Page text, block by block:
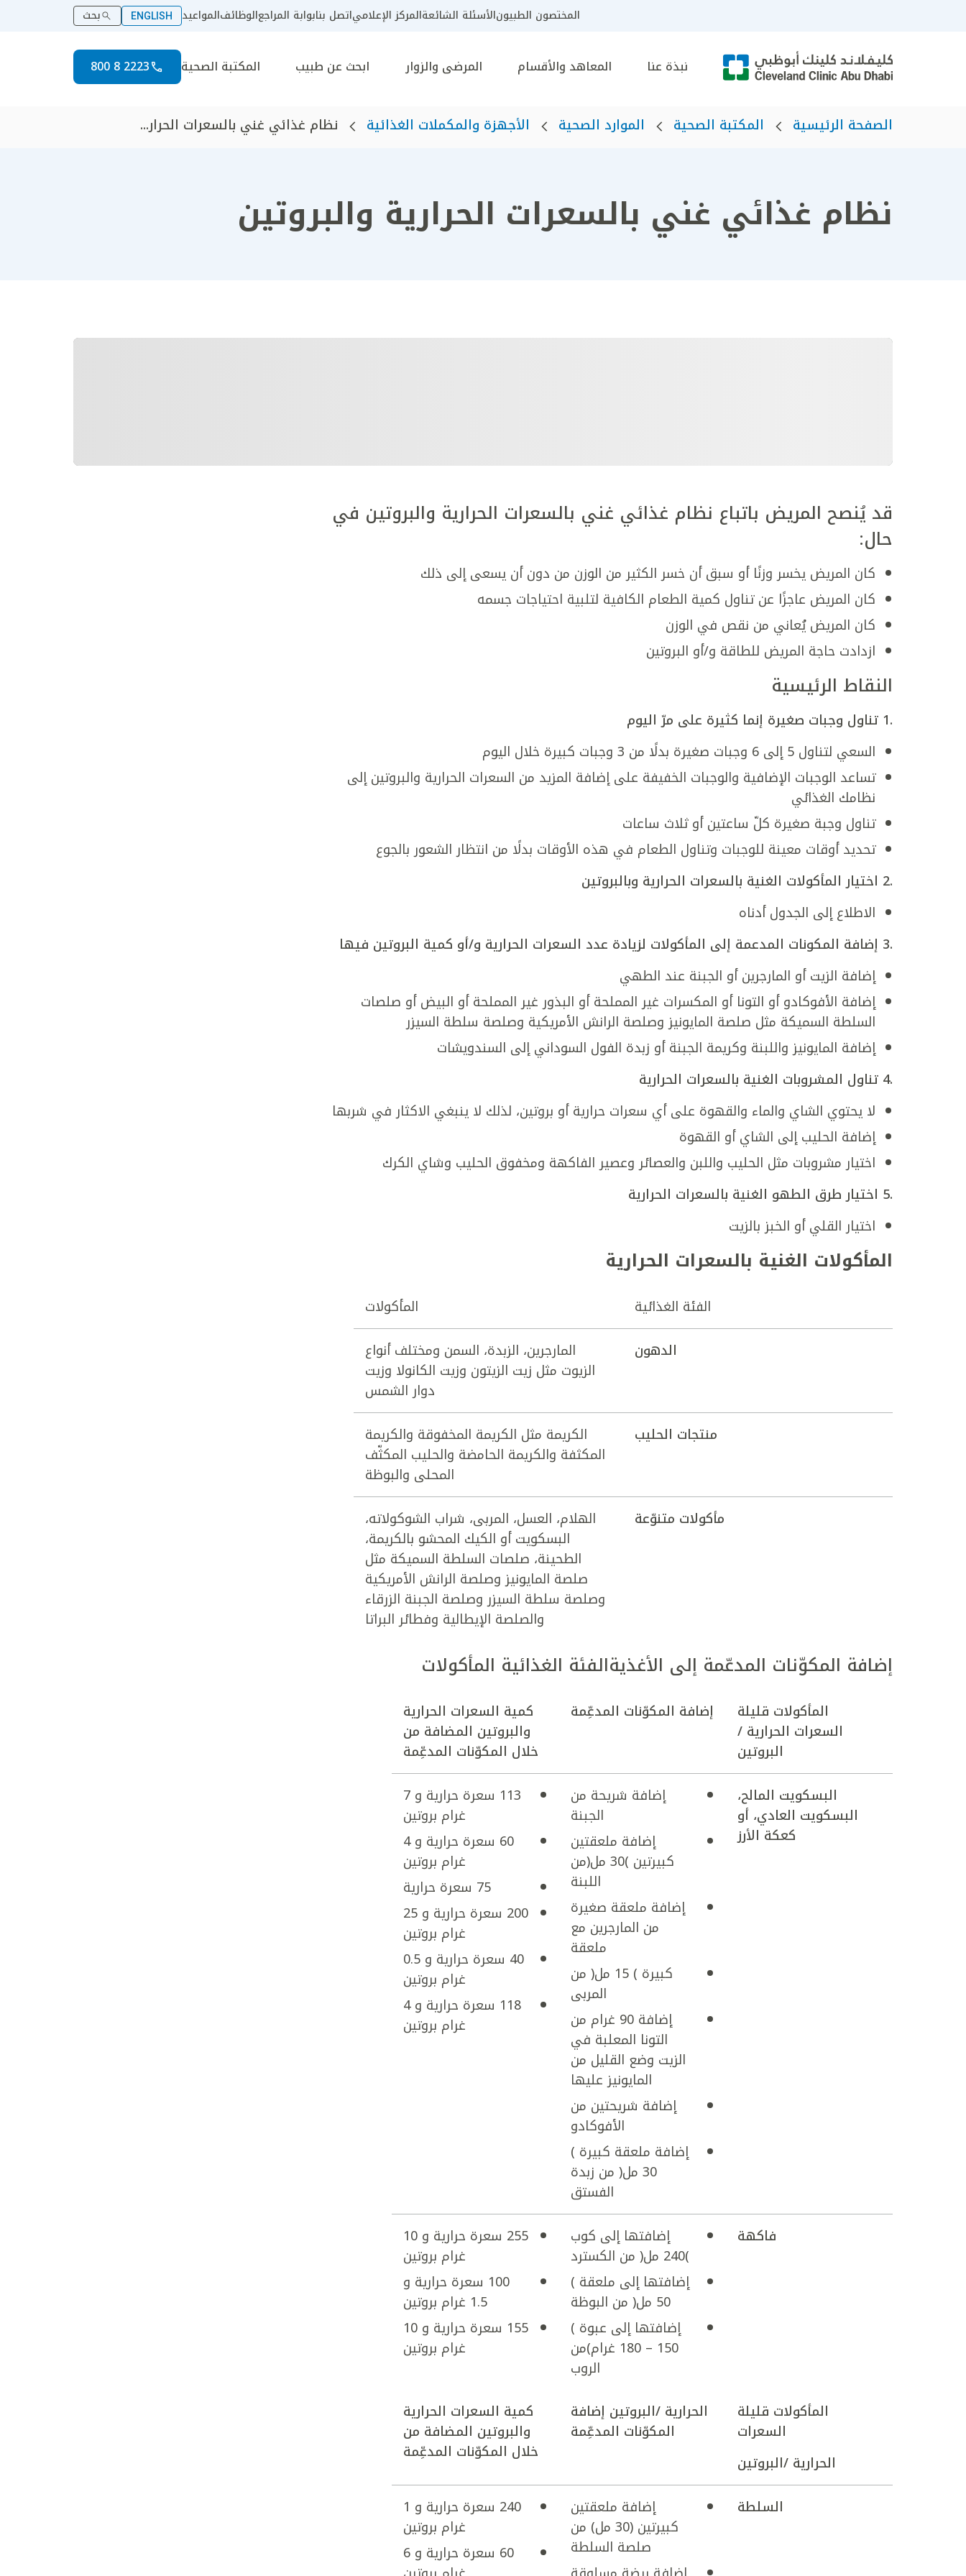
المختصون الطبيونالأسئلة الشائعةالمركز الإعلامياتصل بنابوابة المراجعالوظائفالمواعيد ENGLISH بحث
نبذة عنا المعاهد والأقسام المرضى والزوار ابحث عن طبيب المكتبة الصحية 2223 8 800
الصفحة الرئيسية المكتبة الصحية الموارد الصحية الأجهزة والمكملات الغذائية نظام غذائي غني بالسعرات الحرار...
نظام غذائي غني بالسعرات الحرارية والبروتين
قد يُنصح المريض باتباع نظام غذائي غني بالسعرات الحرارية والبروتين في
حال:
كان المريض يخسر وزنًا أو سبق أن خسر الكثير من الوزن من دون أن يسعى إلى ذلك
كان المريض عاجزًا عن تناول كمية الطعام الكافية لتلبية احتياجات جسمه
كان المريض يُعاني من نقص في الوزن
ازدادت حاجة المريض للطاقة و/أو البروتين
النقاط الرئيسية
.1 تناول وجبات صغيرة إنما كثيرة على مرّ اليوم
السعي لتناول 5 إلى 6 وجبات صغيرة بدلًا من 3 وجبات كبيرة خلال اليوم
تساعد الوجبات الإضافية والوجبات الخفيفة على إضافة المزيد من السعرات الحرارية والبروتين إلى
نظامك الغذائي
تناول وجبة صغيرة كلّ ساعتين أو ثلاث ساعات
تحديد أوقات معينة للوجبات وتناول الطعام في هذه الأوقات بدلًا من انتظار الشعور بالجوع
.2 اختيار المأكولات الغنية بالسعرات الحرارية وبالبروتين
الاطلاع إلى الجدول أدناه
.3 إضافة المكونات المدعمة إلى المأكولات لزيادة عدد السعرات الحرارية و/أو كمية البروتين فيها
إضافة الزيت أو المارجرين أو الجبنة عند الطهي
إضافة الأفوكادو أو التونا أو المكسرات غير المملحة أو البذور غير المملحة أو البيض أو صلصات
السلطة السميكة مثل صلصة المايونيز وصلصة الرانش الأمريكية وصلصة سلطة السيزر
إضافة المايونيز واللبنة وكريمة الجبنة أو زبدة الفول السوداني إلى السندويشات
.4 تناول المشروبات الغنية بالسعرات الحرارية
لا يحتوي الشاي والماء والقهوة على أي سعرات حرارية أو بروتين، لذلك لا ينبغي الاكثار في شربها
إضافة الحليب إلى الشاي أو القهوة
اختيار مشروبات مثل الحليب واللبن والعصائر وعصير الفاكهة ومخفوق الحليب وشاي الكرك
.5 اختيار طرق الطهو الغنية بالسعرات الحرارية
اختيار القلي أو الخبز بالزيت
المأكولات الغنية بالسعرات الحرارية
الفئة الغذائية
المأكولات
الدهون
المارجرين، الزبدة، السمن ومختلف أنواع
الزيوت مثل زيت الزيتون وزيت الكانولا وزيت
دوار الشمس
منتجات الحليب
الكريمة مثل الكريمة المخفوقة والكريمة
المكثفة والكريمة الحامضة والحليب المكثّف
المحلى والبوظة
مأكولات متنوّعة
الهلام، العسل، المربى، شراب الشوكولاته،
البسكويت أو الكيك المحشو بالكريمة،
الطحينة، صلصات السلطة السميكة مثل
صلصة المايونيز وصلصة الرانش الأمريكية
وصلصة سلطة السيزر وصلصة الجبنة الزرقاء
والصلصة الإيطالية وفطائر البراتا
إضافة المكوّنات المدعّمة إلى الأغذيةالفئة الغذائية المأكولات
المأكولات قليلة
السعرات الحرارية /
البروتين
إضافة المكوّنات المدعِّمة
كمية السعرات الحرارية
والبروتين المضافة من
خلال المكوّنات المدعِّمة
البسكويت المالح،
البسكويت العادي، أو
كعكة الأرز
إضافة شريحة من
الجبنة
إضافة ملعقتين
كبيرتين )30 مل(من
اللبنة
إضافة ملعقة صغيرة
من المارجرين مع
ملعقة
كبيرة ) 15 مل( من
المربى
إضافة 90 غرام من
التونا المعلبة في
الزيت وضع القليل من
المايونيز عليها
إضافة شريحتين من
الأفوكادو
إضافة ملعقة كبيرة )
30 مل( من زبدة
الفستق
113 سعرة حرارية و 7
غرام بروتين
60 سعرة حرارية و 4
غرام بروتين
75 سعرة حرارية
200 سعرة حرارية و 25
غرام بروتين
40 سعرة حرارية و 0.5
غرام بروتين
118 سعرة حرارية و 4
غرام بروتين
فاكهة
إضافتها إلى كوب
)240 مل( من الكسترد
إضافتها إلى ملعقة )
50 مل( من البوظة
إضافتها إلى عبوة )
150 – 180 غرام)من
الروب
255 سعرة حرارية و 10
غرام بروتين
100 سعرة حرارية و
1.5 غرام بروتين
155 سعرة حرارية و 10
غرام بروتين
المأكولات قليلة
السعرات
الحرارية /البروتين
الحرارية /البروتين إضافة
المكوّنات المدعِّمة
كمية السعرات الحرارية
والبروتين المضافة من
خلال المكوّنات المدعِّمة
السلطة
إضافة ملعقتين
كبيرتين (30 مل) من
صلصة السلطة
240 سعرة حرارية و 1
غرام بروتين
60 سعرة حرارية و 6